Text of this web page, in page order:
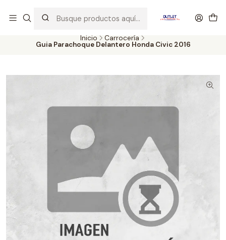
probados con altos estándares de calidad.
Inicio Carrocería
Guia Parachoque Delantero Honda Civic 2016